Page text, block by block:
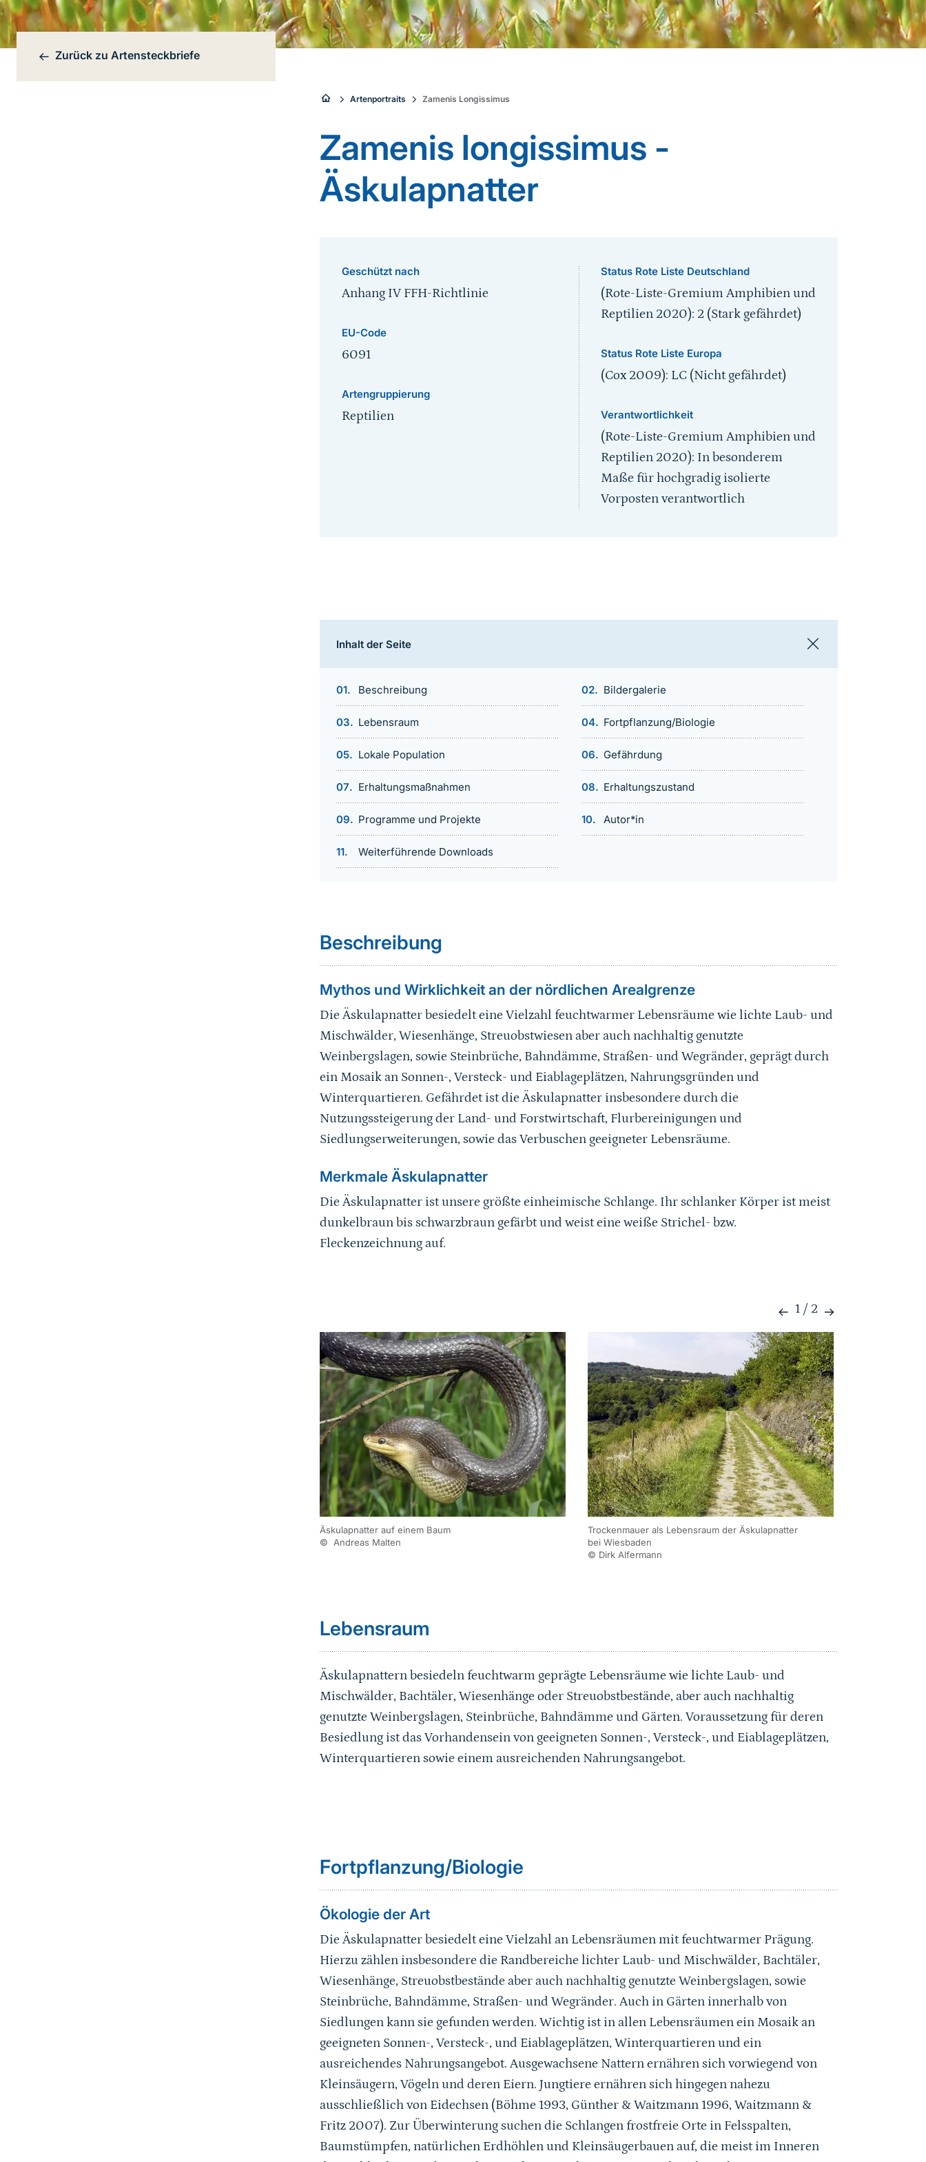
Bereichsnavigation
Zurück zu Artensteckbriefe
Sie
sind
hier:
Artenportraits Zamenis Longissimus
Zamenis longissimus -
Äskulapnatter
Geschützt nach
Anhang IV FFH-Richtlinie
EU-Code
6091
Artengruppierung
Reptilien
Status Rote Liste Deutschland
(Rote-Liste-Gremium Amphibien und
Reptilien 2020): 2 (Stark gefährdet)
Status Rote Liste Europa
(Cox 2009): LC (Nicht gefährdet)
Verantwortlichkeit
(Rote-Liste-Gremium Amphibien und
Reptilien 2020): In besonderem
Maße für hochgradig isolierte
Vorposten verantwortlich
Inhalt der Seite
Beschreibung Bildergalerie
Lebensraum Fortpflanzung/Biologie
Lokale Population Gefährdung
Erhaltungsmaßnahmen Erhaltungszustand
Programme und Projekte Autor*in
Weiterführende Downloads
Beschreibung
Mythos und Wirklichkeit an der nördlichen Arealgrenze
Die Äskulapnatter besiedelt eine Vielzahl feuchtwarmer Lebensräume wie lichte Laub- und
Mischwälder, Wiesenhänge, Streuobstwiesen aber auch nachhaltig genutzte
Weinbergslagen, sowie Steinbrüche, Bahndämme, Straßen- und Wegränder, geprägt durch
ein Mosaik an Sonnen-, Versteck- und Eiablageplätzen, Nahrungsgründen und
Winterquartieren. Gefährdet ist die Äskulapnatter insbesondere durch die
Nutzungssteigerung der Land- und Forstwirtschaft, Flurbereinigungen und
Siedlungserweiterungen, sowie das Verbuschen geeigneter Lebensräume.
Merkmale Äskulapnatter
Die Äskulapnatter ist unsere größte einheimische Schlange. Ihr schlanker Körper ist meist
dunkelbraun bis schwarzbraun gefärbt und weist eine weiße Strichel- bzw.
Fleckenzeichnung auf.
1/ 2
Äskulapnatter auf einem Baum
© Andreas Malten
Trockenmauer als Lebensraum der Äskulapnatter
bei Wiesbaden
© Dirk Alfermann
Lebensraum
Äskulapnattern besiedeln feuchtwarm geprägte Lebensräume wie lichte Laub- und
Mischwälder, Bachtäler, Wiesenhänge oder Streuobstbestände, aber auch nachhaltig
genutzte Weinbergslagen, Steinbrüche, Bahndämme und Gärten. Voraussetzung für deren
Besiedlung ist das Vorhandensein von geeigneten Sonnen-, Versteck-, und Eiablageplätzen,
Winterquartieren sowie einem ausreichenden Nahrungsangebot.
Fortpflanzung/Biologie
Ökologie der Art
Die Äskulapnatter besiedelt eine Vielzahl an Lebensräumen mit feuchtwarmer Prägung.
Hierzu zählen insbesondere die Randbereiche lichter Laub- und Mischwälder, Bachtäler,
Wiesenhänge, Streuobstbestände aber auch nachhaltig genutzte Weinbergslagen, sowie
Steinbrüche, Bahndämme, Straßen- und Wegränder. Auch in Gärten innerhalb von
Siedlungen kann sie gefunden werden. Wichtig ist in allen Lebensräumen ein Mosaik an
geeigneten Sonnen-, Versteck-, und Eiablageplätzen, Winterquartieren und ein
ausreichendes Nahrungsangebot. Ausgewachsene Nattern ernähren sich vorwiegend von
Kleinsäugern, Vögeln und deren Eiern. Jungtiere ernähren sich hingegen nahezu
ausschließlich von Eidechsen (Böhme 1993, Günther & Waitzmann 1996, Waitzmann &
Fritz 2007). Zur Überwinterung suchen die Schlangen frostfreie Orte in Felsspalten,
Baumstümpfen, natürlichen Erdhöhlen und Kleinsäugerbauen auf, die meist im Inneren